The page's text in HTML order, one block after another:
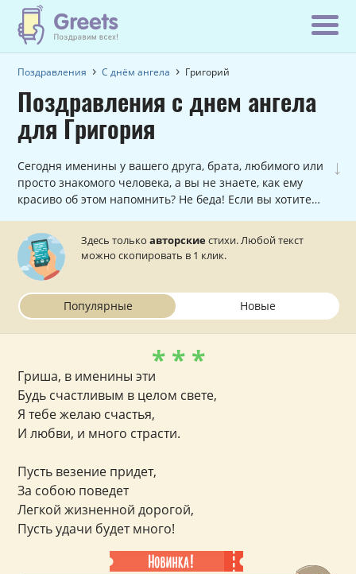
Поздравления С днём ангела Григорий
Поздравления с днем ангела
для Григория
↓
Сегодня именины у вашего друга, брата, любимого или
просто знакомого человека, а вы не знаете, как ему
красиво об этом напомнить? Не беда! Если вы хотите
стихах, то данный раздел вам в этом поможет.
Здесь толькоавторские стихи. Любой текст
можно скопировать в 1 клик.
Популярные Новые
* * *
Гриша, в именины эти
Будь счастливым в целом свете,
Я тебе желаю счастья,
И любви, и много страсти.
Пусть везение придет,
За собою поведет
Легкой жизненной дорогой,
Пусть удачи будет много!